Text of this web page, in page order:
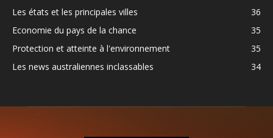
Les états et les principales villes
36
Economie du pays de la chance
35
Protection et atteinte à l'environnement
35
Les news australiennes inclassables
34